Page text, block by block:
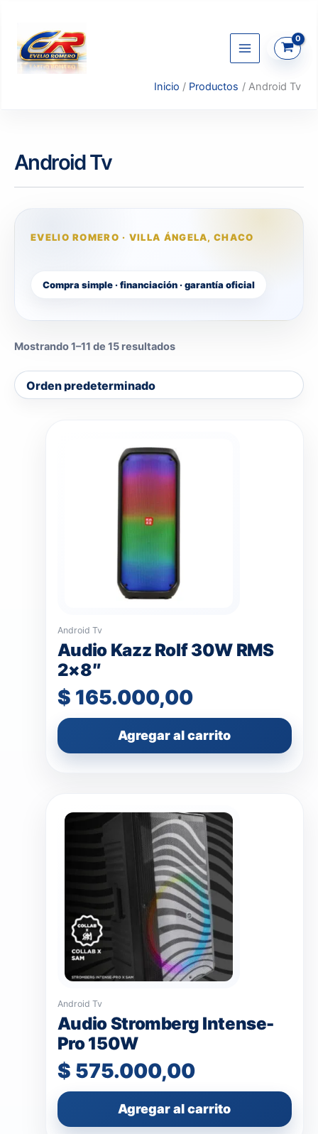
contenido
Inicio Productos Android Tv
Android Tv
Mostrando 1–11 de 15 resultados
Android Tv
Audio Kazz Rolf 30W RMS
2×8″
$ 165.000,00
Agregar al carrito
Android Tv
Audio Stromberg Intense-
Pro 150W
$ 575.000,00
Agregar al carrito